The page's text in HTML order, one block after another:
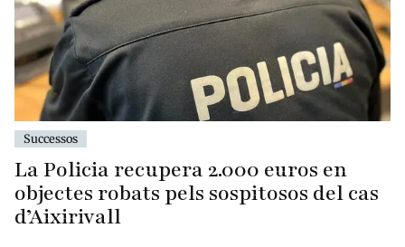
Successos
La Policia recupera 2.000 euros en
objectes robats pels sospitosos del cas
d’Aixirivall